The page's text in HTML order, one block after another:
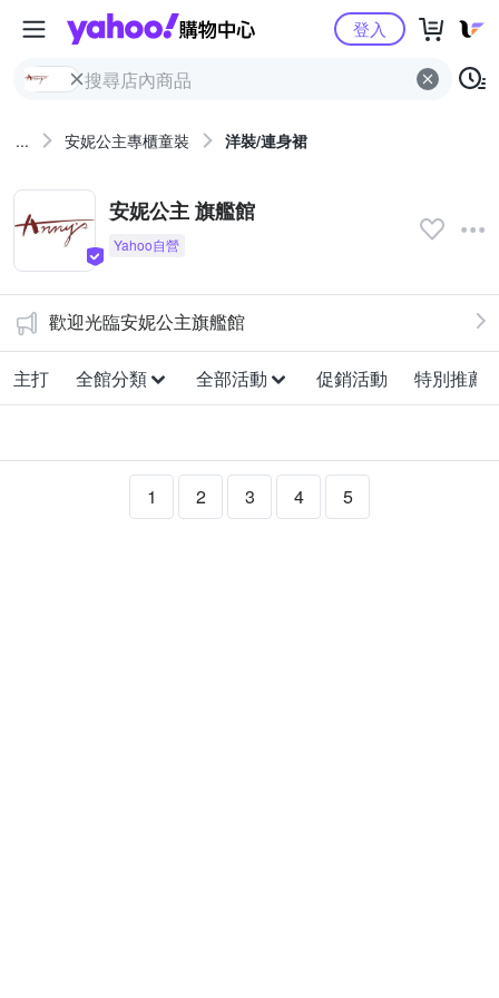
Yahoo購物中心
登入
... 安妮公主專櫃童裝 洋裝/連身裙
安妮公主 旗艦館
歡迎光臨安妮公主旗艦館
主打 全館分類 全部活動 促銷活動 特別推薦
1 2 3 4 5